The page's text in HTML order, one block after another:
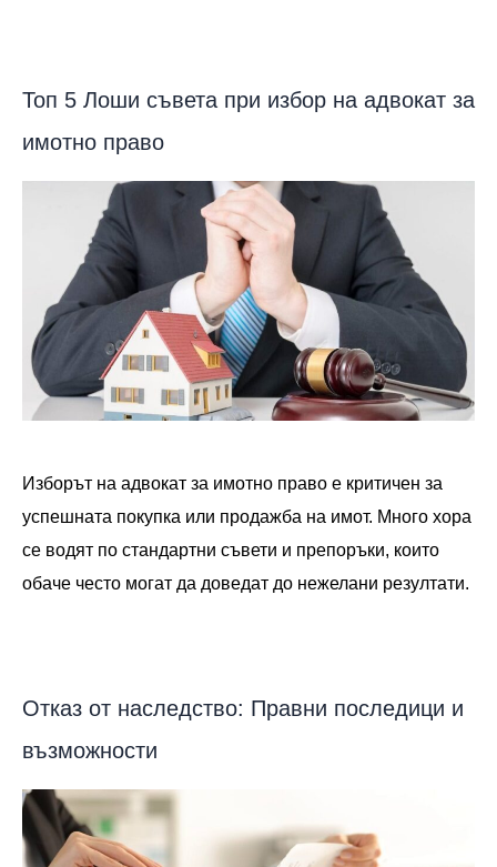
Топ 5 Лоши съвета при избор на адвокат за
имотно право
Изборът на адвокат за имотно право е критичен за
успешната покупка или продажба на имот. Много хора
се водят по стандартни съвети и препоръки, които
обаче често могат да доведат до нежелани резултати.
Отказ от наследство: Правни последици и
възможности